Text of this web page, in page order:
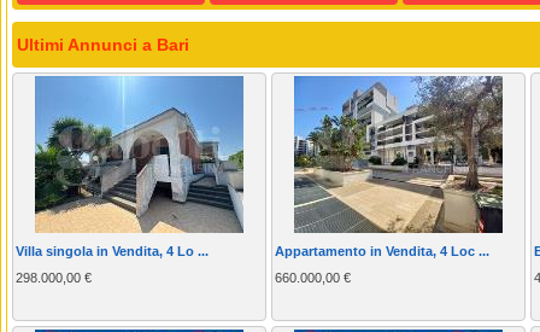
Ultimi Annunci a Bari
Villa singola in Vendita, 4 Lo ...
298.000,00 €
Appartamento in Vendita, 4 Loc ...
660.000,00 €